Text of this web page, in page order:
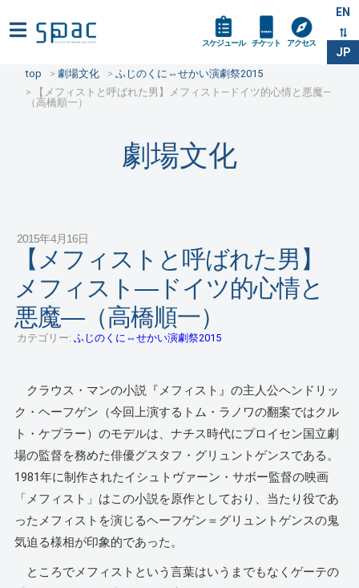
EN
JP
スケジュール チケット アクセス
top 劇場文化
ふじのくに⇔せかい演劇祭2015
【メフィストと呼ばれた男】メフィスト―ドイツ的心情と悪魔―
（高橋順一）
劇場文化
2015年4月16日
【メフィストと呼ばれた男】
メフィスト―ドイツ的心情と
悪魔―（高橋順一）
カテゴリー: ふじのくに⇔せかい演劇祭2015
クラウス・マンの小説『メフィスト』の主人公ヘンドリッ
ク・ヘーフゲン（今回上演するトム・ラノワの翻案ではクル
ト・ケプラー）のモデルは、ナチス時代にプロイセン国立劇
場の監督を務めた俳優グスタフ・グリュントゲンスである。
1981年に制作されたイシュトヴァーン・サボー監督の映画
「メフィスト」はこの小説を原作としており、当たり役であ
ったメフィストを演じるヘーフゲン＝グリュントゲンスの鬼
気迫る様相が印象的であった。
ところでメフィストという言葉はいうまでもなくゲーテの